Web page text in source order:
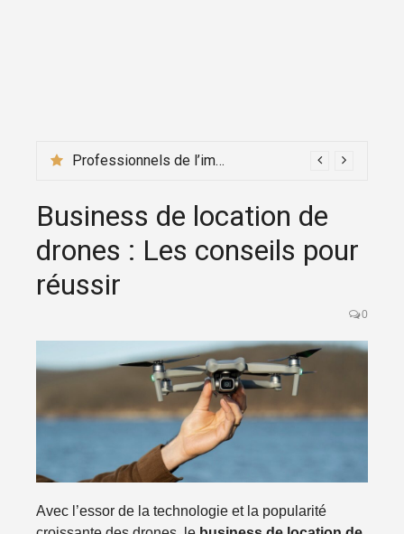
Professionnels de l’immobilier : pourquoi engager un expert-comptable spécialisé
Business de location de
drones : Les conseils pour
réussir
0
Avec l’essor de la technologie et la popularité